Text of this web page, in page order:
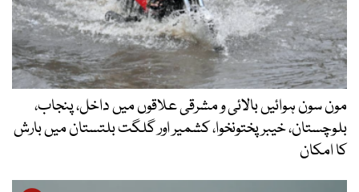
مون سون ہوائیں بالائی و مشرقی علاقوں میں داخل، پنجاب،
بلوچستان، خیبرپختونخوا، کشمیر اور گلگت بلتستان میں بارش
کا امکان